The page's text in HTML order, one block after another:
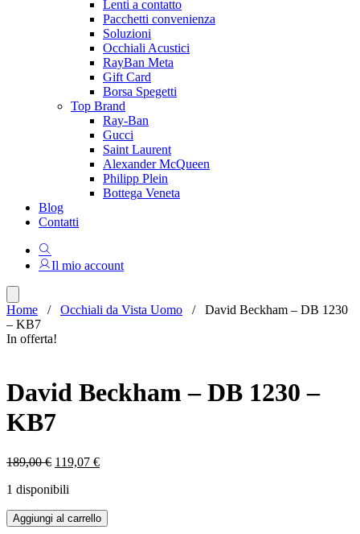
Lenti a contatto
Pacchetti convenienza
Soluzioni
Occhiali Acustici
RayBan Meta
Gift Card
Borsa Spegetti
Top Brand
Ray-Ban
Gucci
Saint Laurent
Alexander McQueen
Philipp Plein
Bottega Veneta
Blog
Contatti
Il mio account
Home / Occhiali da Vista Uomo / David Beckham – DB 1230
– KB7
In offerta!
David Beckham – DB 1230 –
KB7
189,00€ Il
originale
189,00 €.
119,07 €Il
119,07 €.
1 disponibili
David
Beckham
Aggiungi al carrello